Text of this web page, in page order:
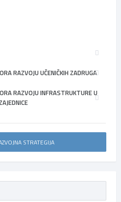
RAZVOJU UČENIČKIH ZADRUGA
RAZVOJU INFRASTRUKTURE U
STRATEGIJA